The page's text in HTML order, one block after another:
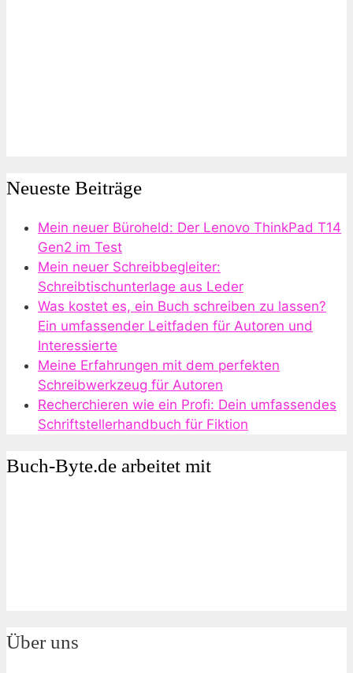
Neueste Beiträge
Mein neuer Büroheld: Der Lenovo ThinkPad T14
Gen2 im Test
Mein neuer Schreibbegleiter:
Schreibtischunterlage aus Leder
Was kostet es, ein Buch schreiben zu lassen?
Ein umfassender Leitfaden für Autoren und
Interessierte
Meine Erfahrungen mit dem perfekten
Schreibwerkzeug für Autoren
Recherchieren wie ein Profi: Dein umfassendes
Schriftstellerhandbuch für Fiktion
Buch-Byte.de arbeitet mit
Über uns